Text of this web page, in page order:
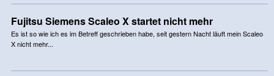
Fujitsu Siemens Scaleo X startet nicht mehr
Es ist so wie ich es im Betreff geschrieben habe, seit gestern Nacht läuft mein Scaleo
X nicht mehr...